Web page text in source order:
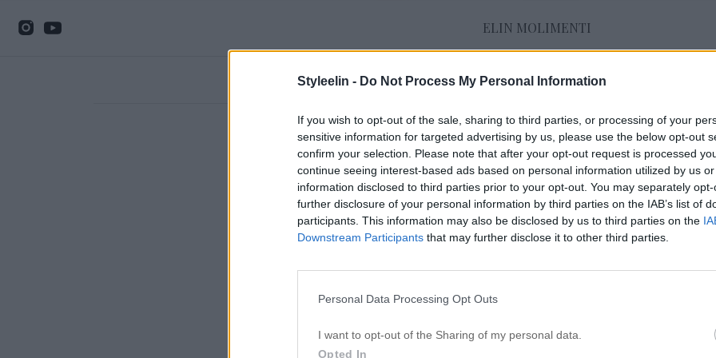
Styleelin - Do Not Process My Personal Information
If you wish to opt-out of the sale, sharing to third parties, or processing of your
sensitive information for targeted advertising by us, please use the below opt-out
confirm your selection. Please note that after your opt-out request is processed
continue seeing interest-based ads based on personal information utilized by us
information disclosed to third parties prior to your opt-out. You may separately
further disclosure of your personal information by third parties on the IAB’s list of
participants. This information may also be disclosed by us to third parties on the
Downstream Participants that may further disclose it to other third parties.
Personal Data Processing Opt Outs
I want to opt-out of the Sharing of my personal data.
Opted In
ELIN MOLIMENTI
LÄSARFRÅGA // GE INTE UPP
13 september 2014, 11:58
Hej Elin! Jag behöver hjälp av ett riktigt proffs
att det är du! Jag har i 2 år kämpat och gjort
längre och tjockare hår. Har otroligt tunt hår
axlarna typ. Dom här två åren har jag ätit
Max 2 ggr i […]